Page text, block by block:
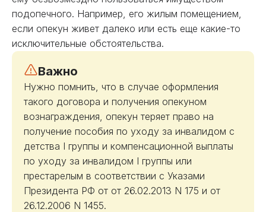
подопечного. Например, его жилым помещением,
если опекун живет далеко или есть еще какие-то
исключительные обстоятельства.
Важно
Нужно помнить, что в случае оформления
такого договора и получения опекуном
вознаграждения, опекун теряет право на
получение пособия по уходу за инвалидом с
детства I группы и компенсационной выплаты
по уходу за инвалидом I группы или
престарелым в соответствии с Указами
Президента РФ от от 26.02.2013 N 175 и от
26.12.2006 N 1455.